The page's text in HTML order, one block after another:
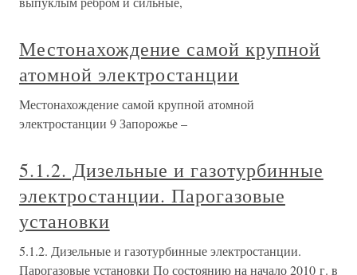
Местонахождение самой крупной
атомной электростанции
Местонахождение самой крупной атомной
электростанции 9 Запорожье –
5.1.2. Дизельные и газотурбинные
электростанции. Парогазовые
установки
5.1.2. Дизельные и газотурбинные электростанции.
Парогазовые установки По состоянию на начало 2010 г. в